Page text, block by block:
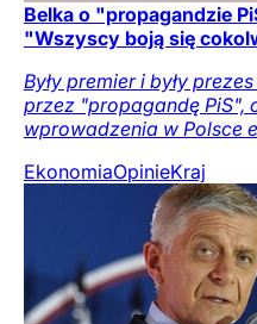
Belka o "propagandzie
"Wszyscy boją się
Były premier i były
przez "propagandę PiS",
wprowadzenia w Polsce
EkonomiaOpinieKraj